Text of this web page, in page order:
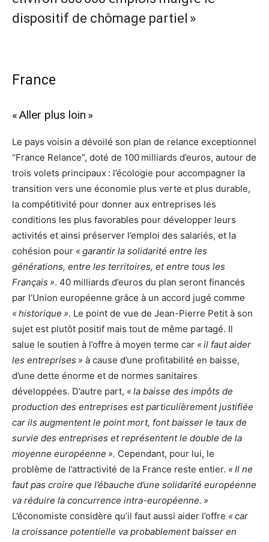
dispositif de chômage partiel »
France
« Aller plus loin »
Le pays voisin a dévoilé son plan de relance exceptionnel
“France Relance”, doté de 100 milliards d’euros, autour de
trois volets principaux : l’écologie pour accompagner la
transition vers une économie plus verte et plus durable,
la compétitivité pour donner aux entreprises les
conditions les plus favorables pour développer leurs
activités et ainsi préserver l’emploi des salariés, et la
cohésion pour « garantir la solidarité entre les
générations, entre les territoires, et entre tous les
Français ». 40 milliards d’euros du plan seront financés
par l’Union européenne grâce à un accord jugé comme
« historique ». Le point de vue de Jean-Pierre Petit à son
sujet est plutôt positif mais tout de même partagé. Il
salue le soutien à l’offre à moyen terme car « il faut aider
les entreprises » à cause d’une profitabilité en baisse,
d’une dette énorme et de normes sanitaires
développées. D’autre part, « la baisse des impôts de
production des entreprises est particulièrement justifiée
car ils augmentent le point mort, font baisser le taux de
survie des entreprises et représentent le double de la
moyenne européenne ». Cependant, pour lui, le
problème de l’attractivité de la France reste entier. « Il ne
faut pas croire que l’ébauche d’une solidarité européenne
va réduire la concurrence intra-européenne. »
L’économiste considère qu’il faut aussi aider l’offre « car
la croissance potentielle va probablement baisser en